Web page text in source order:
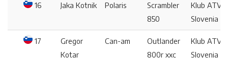
16 Jaka Kotnik Polaris
Scrambler
850
Klub ATV
Slovenia
17
Gregor
Kotar
Can-am
Outlander
800r xxc
Klub ATV
Slovenia